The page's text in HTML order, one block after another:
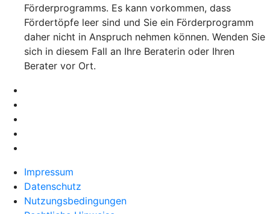
Förderprogramms. Es kann vorkommen, dass
Fördertöpfe leer sind und Sie ein Förderprogramm
daher nicht in Anspruch nehmen können. Wenden Sie
sich in diesem Fall an Ihre Beraterin oder Ihren
Berater vor Ort.
Impressum
Datenschutz
Nutzungsbedingungen